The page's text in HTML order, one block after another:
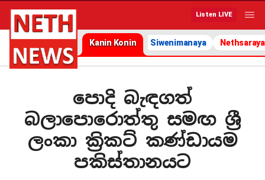
Listen LIVE
Kanin Konin Siwenimanaya Nethsaraya
පොදි බැඳගත්
බලාපොරොත්තු සමඟ ශ්‍රී
ලංකා ක්‍රිකට් කණ්ඩායම
පකිස්තානයට